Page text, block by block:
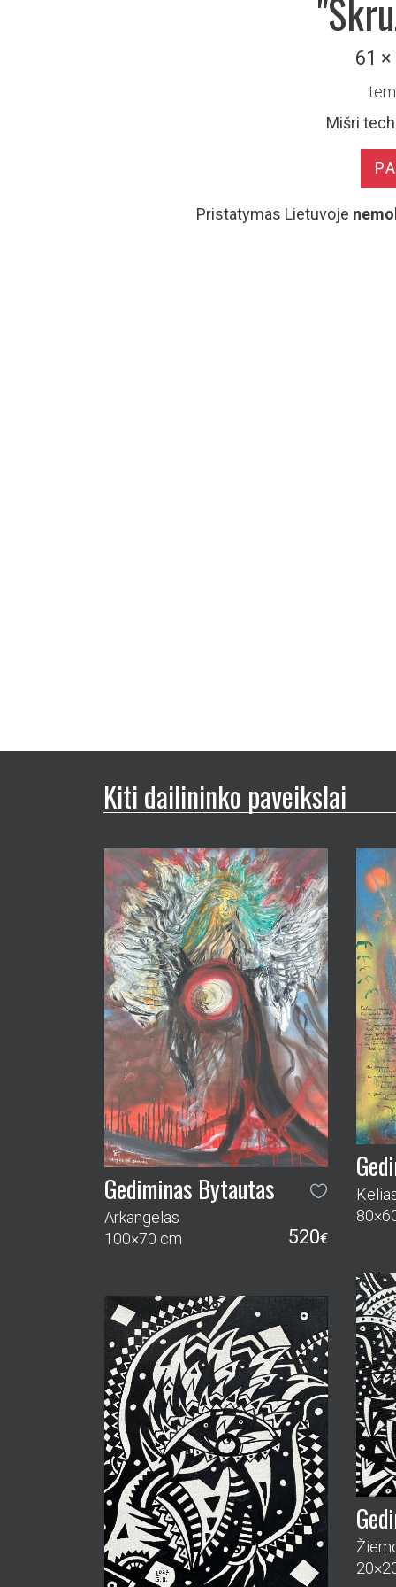
61
Mišri
Pristatymas Lietuvoje
Kiti dailininko paveikslai
Gediminas Bytautas
Arkangelas
100×70 cm
520€